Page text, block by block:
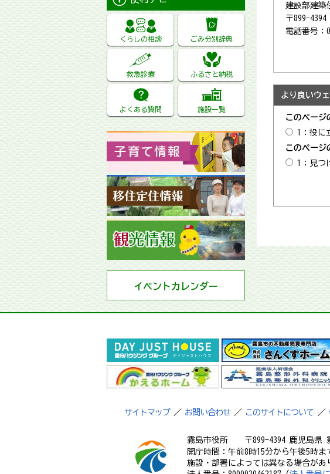
くらしの相談 ごみ分別辞典
救急診療 ふるさと納税
よくある質問 施設一覧
イベントカレンダー
建設部建築
〒899-
電話番号：
より良いウ
このページ
1：役に
このページ
1：見つ
サイトマップ ／ お問い合わせ ／ このサイトについて ／
霧島市役所
〒899-4394 鹿児島県
開庁時間：午前8時15分から午後5時
施設・部署によっては異なる場合があ